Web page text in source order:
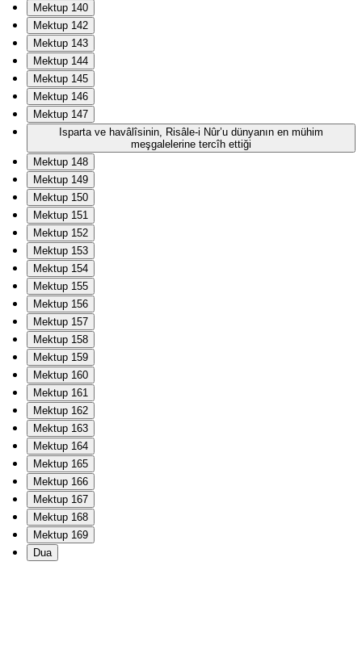
Mektup 140
Mektup 142
Mektup 143
Mektup 144
Mektup 145
Mektup 146
Mektup 147
Isparta ve havâlîsinin, Risâle-i Nûr’u dünyanın en mühim
meşgalelerine tercîh ettiği
Mektup 148
Mektup 149
Mektup 150
Mektup 151
Mektup 152
Mektup 153
Mektup 154
Mektup 155
Mektup 156
Mektup 157
Mektup 158
Mektup 159
Mektup 160
Mektup 161
Mektup 162
Mektup 163
Mektup 164
Mektup 165
Mektup 166
Mektup 167
Mektup 168
Mektup 169
Dua